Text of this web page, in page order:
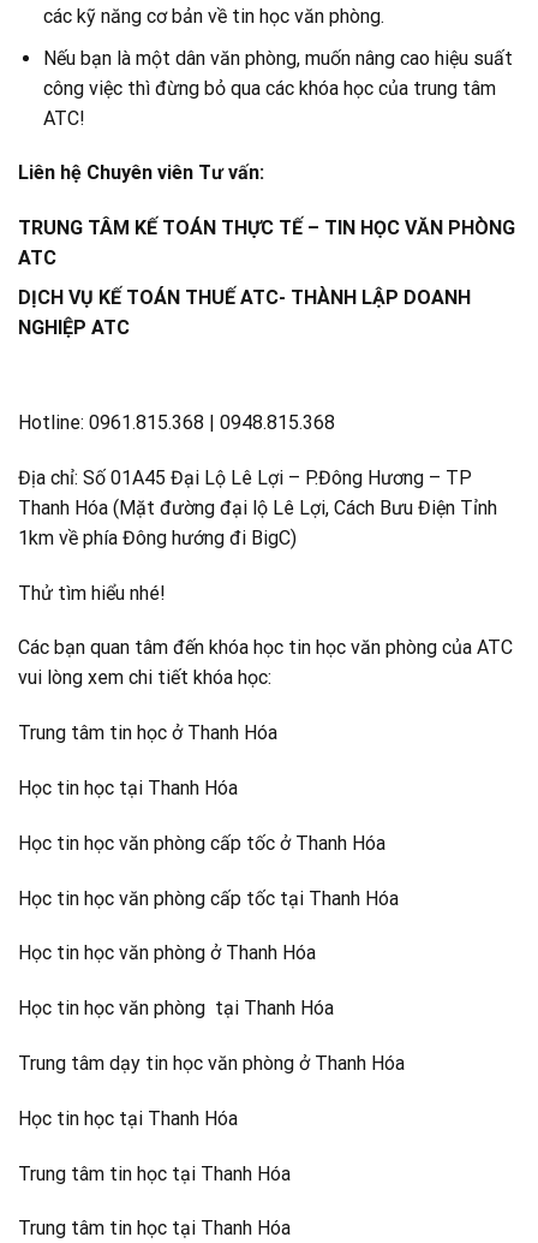
các kỹ năng cơ bản về tin học văn phòng.
Nếu bạn là một dân văn phòng, muốn nâng cao hiệu suất
công việc thì đừng bỏ qua các khóa học của trung tâm
ATC!
Liên hệ Chuyên viên Tư vấn:
TRUNG TÂM KẾ TOÁN THỰC TẾ – TIN HỌC VĂN PHÒNG
ATC
DỊCH VỤ KẾ TOÁN THUẾ ATC- THÀNH LẬP DOANH
NGHIỆP ATC
Hotline: 0961.815.368 | 0948.815.368
Địa chỉ: Số 01A45 Đại Lộ Lê Lợi – P.Đông Hương – TP
Thanh Hóa (Mặt đường đại lộ Lê Lợi, Cách Bưu Điện Tỉnh
1km về phía Đông hướng đi BigC)
Thử tìm hiểu nhé!
Các bạn quan tâm đến khóa học tin học văn phòng của ATC
vui lòng xem chi tiết khóa học:
Trung tâm tin học ở Thanh Hóa
Học tin học tại Thanh Hóa
Học tin học văn phòng cấp tốc ở Thanh Hóa
Học tin học văn phòng cấp tốc tại Thanh Hóa
Học tin học văn phòng ở Thanh Hóa
Học tin học văn phòng tại Thanh Hóa
Trung tâm dạy tin học văn phòng ở Thanh Hóa
Học tin học tại Thanh Hóa
Trung tâm tin học tại Thanh Hóa
Trung tâm tin học tại Thanh Hóa